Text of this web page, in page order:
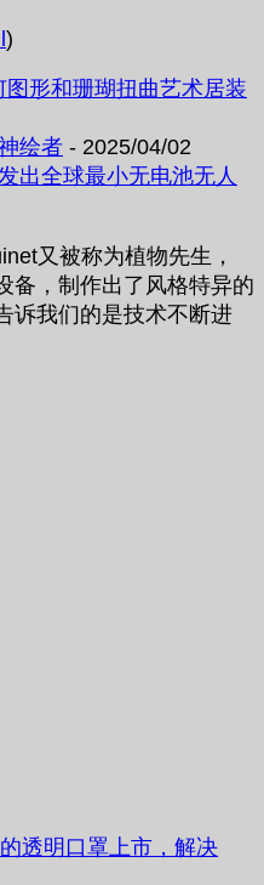
)
形和珊瑚扭曲艺术居装
绘者 - 2025/04/02
出全球最小无电池无人
又被称为植物先生，
备，制作出了风格特异的
诉我们的是技术不断进
透明口罩上市，解决